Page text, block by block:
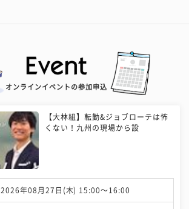
オンラインイベントの参加申込
【大林組】転勤&ジョブローテは怖
くない！九州の現場から設
2026年08月27日(木) 15:00〜16:00